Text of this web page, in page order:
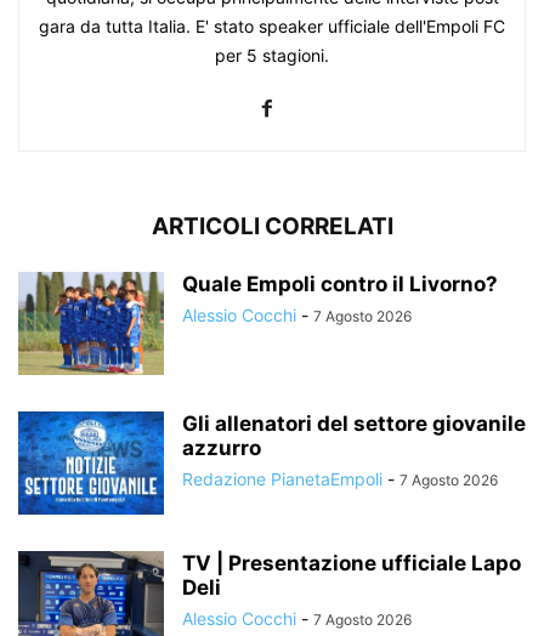
gara da tutta Italia. E' stato speaker ufficiale dell'Empoli FC
per 5 stagioni.
ARTICOLI CORRELATI
Quale Empoli contro il Livorno?
Alessio Cocchi - 7 Agosto 2026
Gli allenatori del settore giovanile
azzurro
Redazione PianetaEmpoli - 7 Agosto 2026
TV | Presentazione ufficiale Lapo
Deli
Alessio Cocchi - 7 Agosto 2026